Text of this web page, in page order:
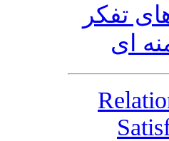
تفکر
ای